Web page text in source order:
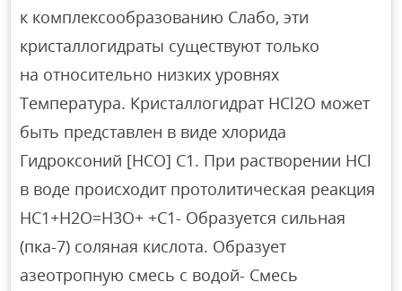
к комплексообразованию Слабо, эти
кристаллогидраты существуют только
на относительно низких уровнях
Температура. Кристаллогидрат HCl2O может
быть представлен в виде хлорида
Гидроксоний [HCO] C1. При растворении HCl
в воде происходит протолитическая реакция
НС1+Н2О=Н3О+ +С1- Образуется сильная
(пка-7) соляная кислота. Образует
азеотропную смесь с водой- Смесь